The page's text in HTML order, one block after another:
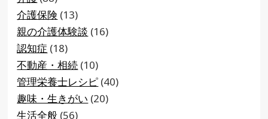
介護保険 (13)
親の介護体験談 (16)
認知症 (18)
不動産・相続 (10)
管理栄養士レシピ (40)
趣味・生きがい (20)
生活全般 (56)